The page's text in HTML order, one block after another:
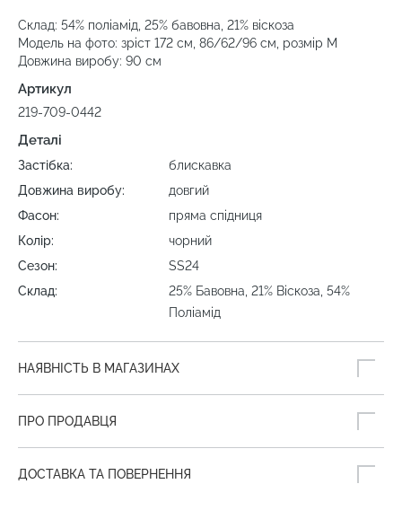
Склад: 54% поліамід, 25% бавовна, 21% віскоза
Модель на фото: зріст 172 см, 86/62/96 см, розмір М
Довжина виробу: 90 см
Артикул
219-709-0442
Деталі
Застібка:
блискавка
Довжина виробу:
довгий
Фасон:
пряма спідниця
Колір:
чорний
Сезон:
SS24
Склад:
25% Бавовна, 21% Віскоза, 54%
Поліамід
НАЯВНІСТЬ В МАГАЗИНАХ
ПРО ПРОДАВЦЯ
ДОСТАВКА ТА ПОВЕРНЕННЯ